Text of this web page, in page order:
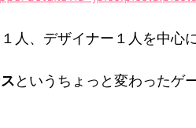
人、デザイナー１人を中心
というちょっと変わったゲ